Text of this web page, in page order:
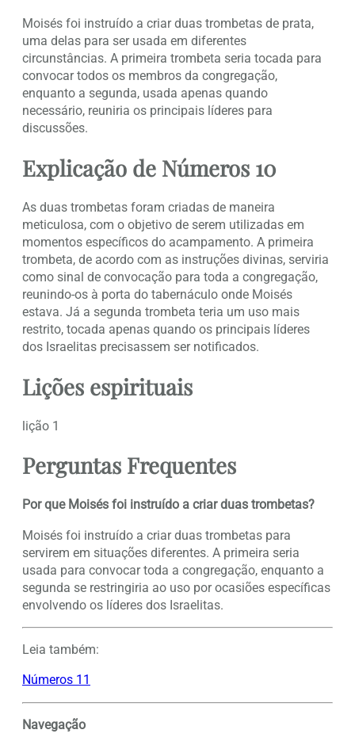
Moisés foi instruído a criar duas trombetas de prata,
uma delas para ser usada em diferentes
circunstâncias. A primeira trombeta seria tocada para
convocar todos os membros da congregação,
enquanto a segunda, usada apenas quando
necessário, reuniria os principais líderes para
discussões.
Explicação de Números 10
As duas trombetas foram criadas de maneira
meticulosa, com o objetivo de serem utilizadas em
momentos específicos do acampamento. A primeira
trombeta, de acordo com as instruções divinas, serviria
como sinal de convocação para toda a congregação,
reunindo-os à porta do tabernáculo onde Moisés
estava. Já a segunda trombeta teria um uso mais
restrito, tocada apenas quando os principais líderes
dos Israelitas precisassem ser notificados.
Lições espirituais
lição 1
Perguntas Frequentes
Por que Moisés foi instruído a criar duas trombetas?
Moisés foi instruído a criar duas trombetas para
servirem em situações diferentes. A primeira seria
usada para convocar toda a congregação, enquanto a
segunda se restringiria ao uso por ocasiões específicas
envolvendo os líderes dos Israelitas.
Leia também:
Números 11
Navegação